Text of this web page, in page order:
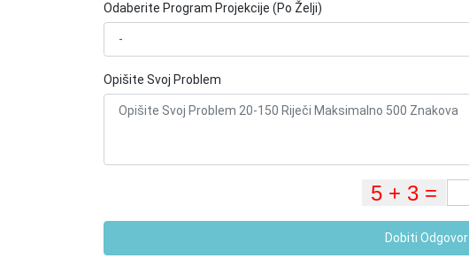
Odaberite Program Projekcije (Po Želji)
Opišite Svoj Problem
Dobiti Odgovor